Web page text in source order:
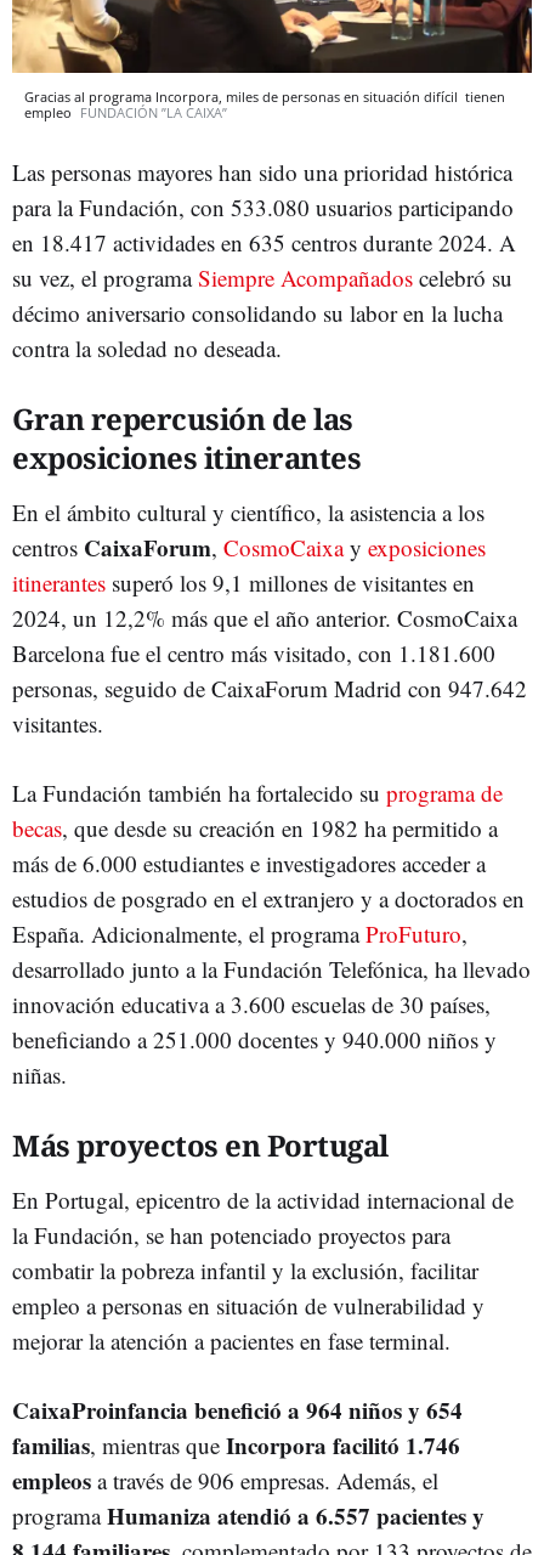
Gracias al programa Incorpora, miles de personas en situación difícil tienen
empleo FUNDACIÓN ”LA CAIXA”
Las personas mayores han sido una prioridad histórica
para la Fundación, con 533.080 usuarios participando
en 18.417 actividades en 635 centros durante 2024. A
su vez, el programaSiempre Acompañados celebró su
décimo aniversario consolidando su labor en la lucha
contra la soledad no deseada.
Gran repercusión de las
exposiciones itinerantes
En el ámbito cultural y científico, la asistencia a los
centros CaixaForum, CosmoCaixay exposiciones
itinerantes superó los 9,1 millones de visitantes en
2024, un 12,2% más que el año anterior. CosmoCaixa
Barcelona fue el centro más visitado, con 1.181.600
personas, seguido de CaixaForum Madrid con 947.642
visitantes.
La Fundación también ha fortalecido su programa de
becas, que desde su creación en 1982 ha permitido a
más de 6.000 estudiantes e investigadores acceder a
estudios de posgrado en el extranjero y a doctorados en
España. Adicionalmente, el programaProFuturo,
desarrollado junto a la Fundación Telefónica, ha llevado
innovación educativa a 3.600 escuelas de 30 países,
beneficiando a 251.000 docentes y 940.000 niños y
niñas.
Más proyectos en Portugal
En Portugal, epicentro de la actividad internacional de
la Fundación, se han potenciado proyectos para
combatir la pobreza infantil y la exclusión, facilitar
empleo a personas en situación de vulnerabilidad y
mejorar la atención a pacientes en fase terminal.
CaixaProinfancia benefició a 964 niños y 654
familias, mientras que Incorpora facilitó 1.746
empleos a través de 906 empresas. Además, el
programaHumaniza atendió a 6.557 pacientes y